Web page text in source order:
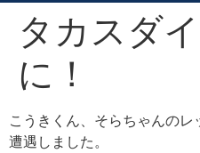
タカスダ
に！
こうきくん、そらちゃんの
遭遇しました。